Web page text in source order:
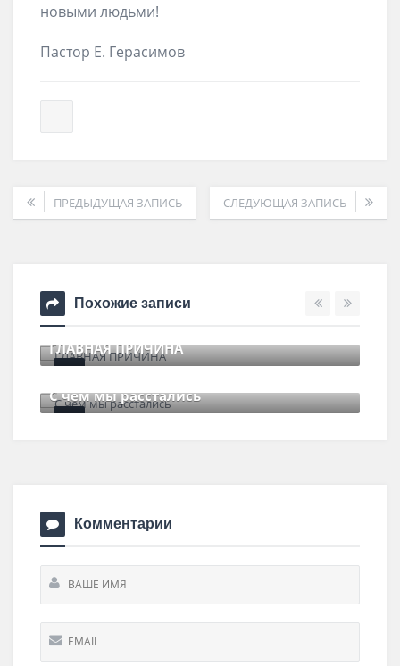
новыми людьми!
Пастор Е. Герасимов
ПРЕДЫДУЩАЯ ЗАПИСЬ СЛЕДУЮЩАЯ ЗАПИСЬ
Похожие записи
ГЛАВНАЯ ПРИЧИНА
С чем мы расстались
Комментарии